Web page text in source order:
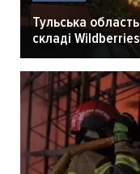
Тульська
складі